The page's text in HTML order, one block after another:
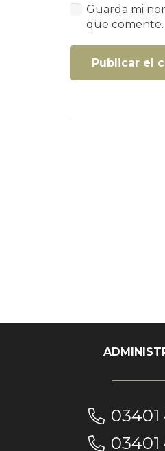
Guarda mi
que comente.
Publicar el
03401
03401